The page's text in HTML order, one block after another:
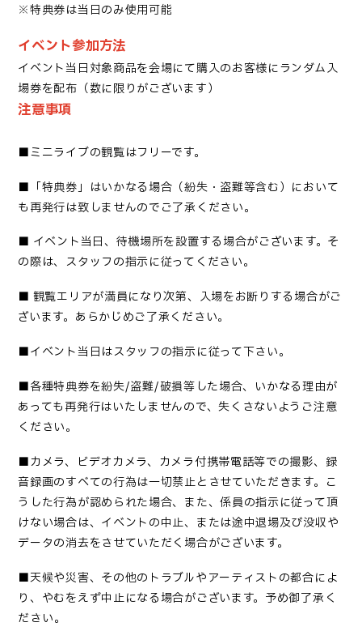
※特典券は当日のみ使用可能
イベント参加方法
イベント当日対象商品を会場にて購入のお客様にランダム入
場券を配布（数に限りがございます）
注意事項
■ミニライブの観覧はフリーです。
■「特典券」はいかなる場合（紛失・盗難等含む）において
も再発行は致しませんのでご了承ください。
■ イベント当日、待機場所を設置する場合がございます。そ
の際は、スタッフの指示に従ってください。
■ 観覧エリアが満員になり次第、入場をお断りする場合がご
ざいます。あらかじめご了承ください。
■イベント当日はスタッフの指示に従って下さい。
■各種特典券を紛失/盗難/破損等した場合、いかなる理由が
あっても再発行はいたしませんので、失くさないようご注意
ください。
■カメラ、ビデオカメラ、カメラ付携帯電話等での撮影、録
音録画のすべての行為は一切禁止とさせていただきます。こ
うした行為が認められた場合、また、係員の指示に従って頂
けない場合は、イベントの中止、または途中退場及び没収や
データの消去をさせていただく場合がございます。
■天候や災害、その他のトラブルやアーティストの都合によ
り、やむをえず中止になる場合がございます。予め御了承く
ださい。